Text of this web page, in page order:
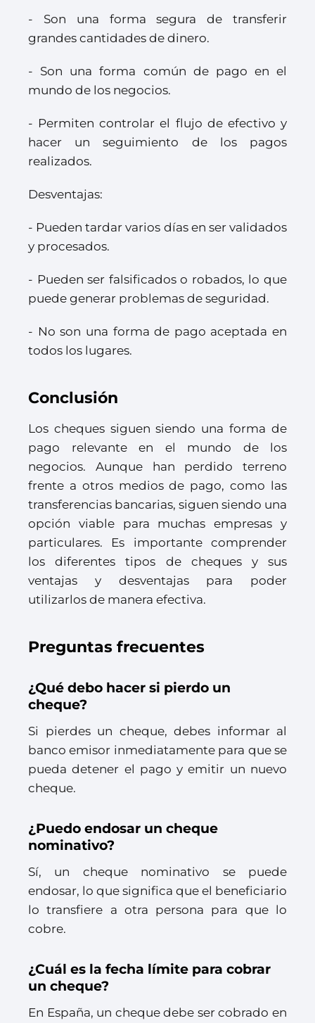
- Son una forma segura de transferir
grandes cantidades de dinero.
- Son una forma común de pago en el
mundo de los negocios.
- Permiten controlar el flujo de efectivo y
hacer un seguimiento de los pagos
realizados.
Desventajas:
- Pueden tardar varios días en ser validados
y procesados.
- Pueden ser falsificados o robados, lo que
puede generar problemas de seguridad.
- No son una forma de pago aceptada en
todos los lugares.
Conclusión
Los cheques siguen siendo una forma de
pago relevante en el mundo de los
negocios. Aunque han perdido terreno
frente a otros medios de pago, como las
transferencias bancarias, siguen siendo una
opción viable para muchas empresas y
particulares. Es importante comprender
los diferentes tipos de cheques y sus
ventajas y desventajas para poder
utilizarlos de manera efectiva.
Preguntas frecuentes
¿Qué debo hacer si pierdo un
cheque?
Si pierdes un cheque, debes informar al
banco emisor inmediatamente para que se
pueda detener el pago y emitir un nuevo
cheque.
¿Puedo endosar un cheque
nominativo?
Sí, un cheque nominativo se puede
endosar, lo que significa que el beneficiario
lo transfiere a otra persona para que lo
cobre.
¿Cuál es la fecha límite para cobrar
un cheque?
En España, un cheque debe ser cobrado en